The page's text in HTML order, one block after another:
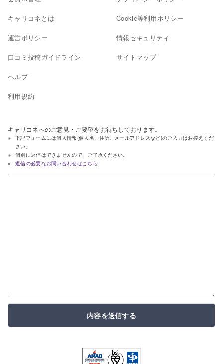
キャリコネとは
運営ポリシー
口コミ投稿ガイドライン
ヘルプ
利用規約
Cookie等利用ポリシー
情報セキュリティ
サイトマップ
キャリコネへのご意見・ご要望をお待ちしております。
下記フォームには個人情報(個人名、住所、メールアドレスなど)のご入力はお控えくだ
さい。
個別に返信はできませんので、ご了承ください。
返信の必要なお問い合わせはこちら
内容を送信する